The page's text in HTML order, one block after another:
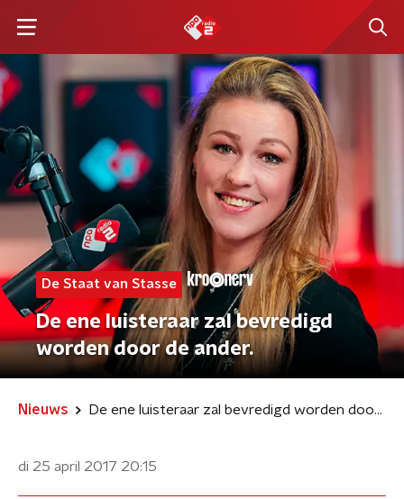
De Staat van Stasse
De ene luisteraar zal bevredigd
worden door de ander.
Nieuws De ene luisteraar zal bevredigd worden door de ander.
di 25 april 2017 20:15